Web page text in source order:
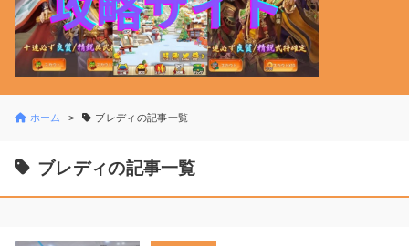
ホーム ブレディの記事一覧
ブレディの記事一覧